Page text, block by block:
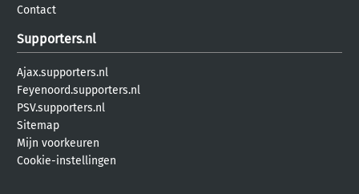
Contact
Supporters.nl
Ajax.supporters.nl
Feyenoord.supporters.nl
PSV.supporters.nl
Sitemap
Mijn voorkeuren
Cookie-instellingen